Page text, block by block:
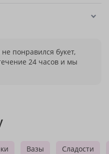
понравился букет,
24 часов и мы
Вазы Сладости